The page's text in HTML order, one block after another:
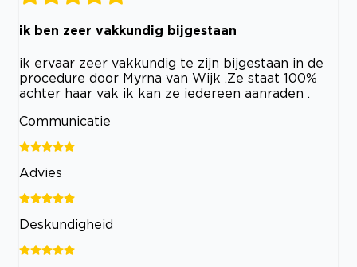
ik ben zeer vakkundig bijgestaan
ik ervaar zeer vakkundig te zijn bijgestaan in de
procedure door Myrna van Wijk .Ze staat 100%
achter haar vak ik kan ze iedereen aanraden .
Communicatie
Advies
Deskundigheid